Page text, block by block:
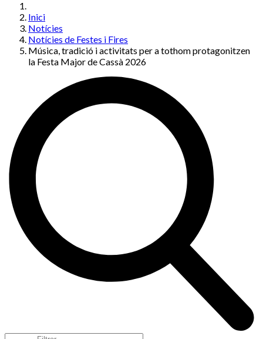
Inici
Notícies
Notícies de Festes i Fires
Música, tradició i activitats per a tothom protagonitzen
la Festa Major de Cassà 2026